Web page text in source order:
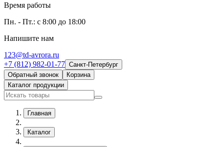
Время работы
Пн. - Пт.: с 8:00 до 18:00
Напишите нам
123@td-avrora.ru
+7 (812) 982-01-77 Санкт-Петербург
Обратный звонок
Корзина
Каталог продукции
Главная
Каталог